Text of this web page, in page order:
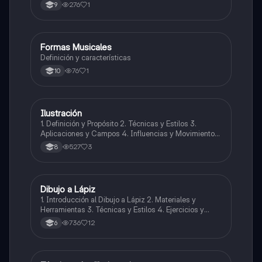
9 276 1
Música
Formas Musicales
Definición y características
10 76 1
Artes
Ilustración
1. Definición y Propósito 2. Técnicas y Estilos 3.
Aplicaciones y Campos 4. Influencias y Movimientos
Artísticos 5. Ética en la Ilustración 6. Desarrollo
Profesional y Educativo 7. Ejemplos y Referencias
8 527 3
Artes
Dibujo a Lápiz
1. Introducción al Dibujo a Lápiz 2. Materiales y
Herramientas 3. Técnicas y Estilos 4. Ejercicios y
Prácticas Recomendadas 5. Inspiración y
Referencias 6. Proceso Creativo y Experimentación
6 736 12